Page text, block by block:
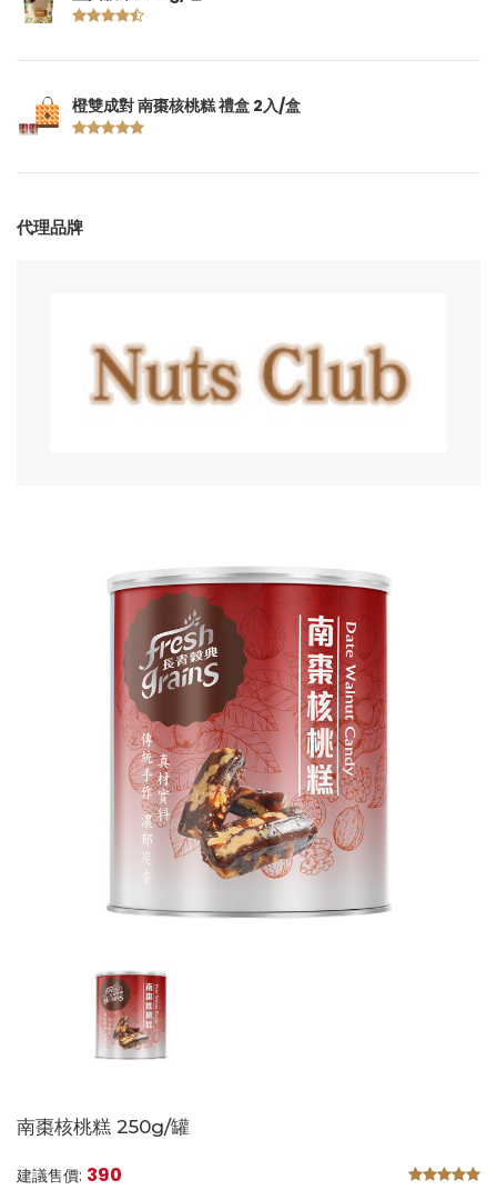
橙雙成對 南棗核桃糕 禮盒 2入/盒
代理品牌
南棗核桃糕 250g/罐
建議售價: 390